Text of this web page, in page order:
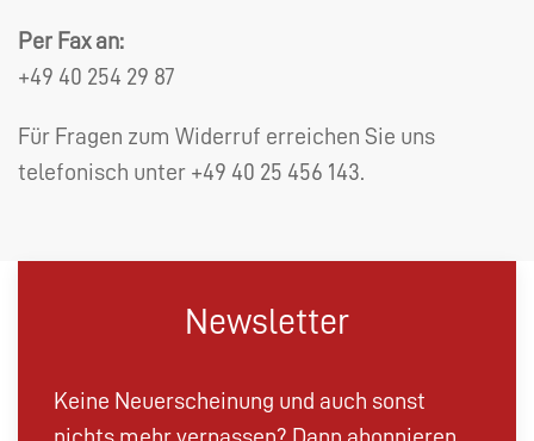
Per Fax an:
+49 40 254 29 87
Für Fragen zum Widerruf erreichen Sie uns
telefonisch unter +49 40 25 456 143.
Newsletter
Keine Neuerscheinung und auch sonst
nichts mehr verpassen? Dann abonnieren